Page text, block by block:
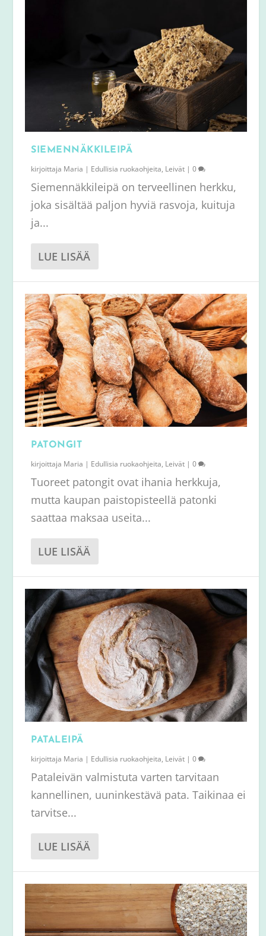
SIEMENNÄKKILEIPÄ
kirjoittaja Maria | Edullisia ruokaohjeita, Leivät |0
Siemennäkkileipä on terveellinen herkku,
joka sisältää paljon hyviä rasvoja, kuituja
ja...
LUE LISÄÄ
PATONGIT
kirjoittaja Maria | Edullisia ruokaohjeita, Leivät |0
Tuoreet patongit ovat ihania herkkuja,
mutta kaupan paistopisteellä patonki
saattaa maksaa useita...
LUE LISÄÄ
PATALEIPÄ
kirjoittaja Maria | Edullisia ruokaohjeita, Leivät |0
Pataleivän valmistuta varten tarvitaan
kannellinen, uuninkestävä pata. Taikinaa ei
tarvitse...
LUE LISÄÄ